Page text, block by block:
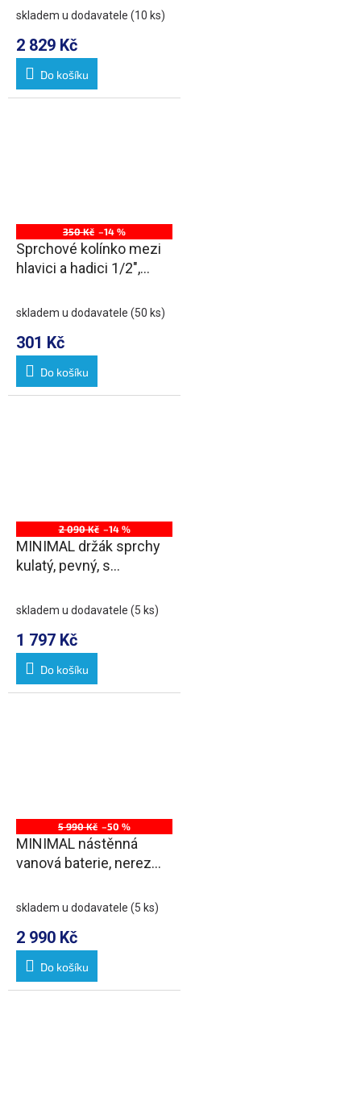
skladem u dodavatele (10 ks)
2 829 Kč
Do košíku
350 Kč –14 %
Sprchové kolínko mezi
hlavici a hadici 1/2",
skladem u dodavatele (50 ks)
301 Kč
Do košíku
2 090 Kč –14 %
MINIMAL držák sprchy
kulatý, pevný, s
skladem u dodavatele (5 ks)
1 797 Kč
Do košíku
5 990 Kč –50 %
MINIMAL nástěnná
vanová baterie, nerez
skladem u dodavatele (5 ks)
2 990 Kč
Do košíku